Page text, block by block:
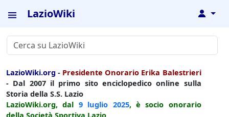
LazioWiki ↓
LazioWiki.org - Presidente Onorario Erika Balestrieri
- Dal 2007 il primo sito enciclopedico online sulla
Storia della S.S. Lazio
LazioWiki.org, dal 9 luglio 2025, è socio onorario